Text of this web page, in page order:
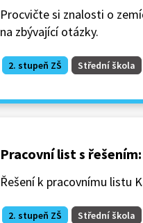
Procvičte si znalosti o
na zbývající otázky.
2. stupeň ZŠ Střední škola
Pracovní list s
Řešení k pracovnímu listu
2. stupeň ZŠ Střední škola